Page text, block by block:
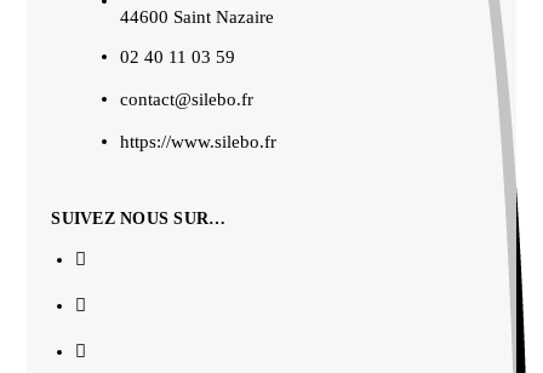
44600 Saint Nazaire
02 40 11 03 59
contact@silebo.fr
https://www.silebo.fr
SUIVEZ NOUS SUR…